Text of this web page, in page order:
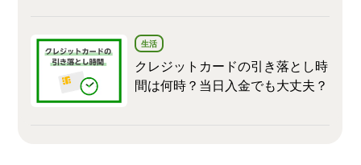
生活
クレジットカードの引き落とし時
間は何時？当日入金でも大丈夫？